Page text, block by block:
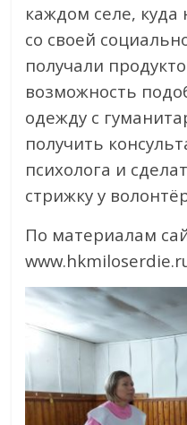
каждом селе, куда
со своей
получали
возможность
одежду с
получить
психолога и
стрижку у
По материалам